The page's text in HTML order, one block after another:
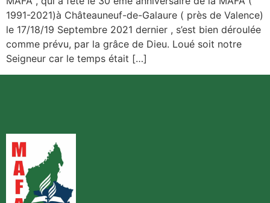
1991-2021)à Châteauneuf-de-Galaure ( près de Valence)
le 17/18/19 Septembre 2021 dernier , s’est bien déroulée
comme prévu, par la grâce de Dieu. Loué soit notre
Seigneur car le temps était […]